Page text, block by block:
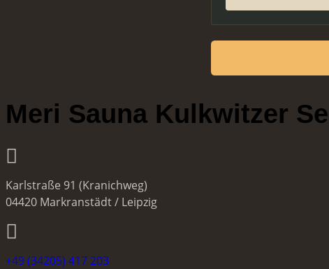
Meri Sauna Kulkwitzer
Karlstraße 91 (Kranichweg)
04420 Markranstädt / Leipzig
+49 (34205) 417 203